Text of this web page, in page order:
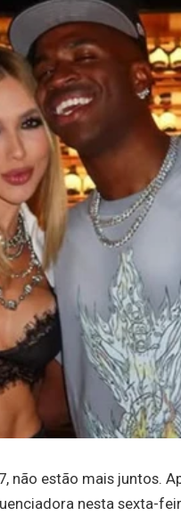
não estão mais juntos.
nesta sexta-